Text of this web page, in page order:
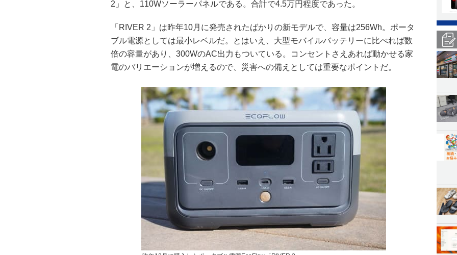
2」と、110Wソーラーパネルである。合計で4.5万円程度であった。
「RIVER 2」は昨年10月に発売されたばかりの新モデルで、容量は256Wh。ポータ
ブル電源としては最小レベルだ。とはいえ、大型モバイルバッテリーに比べれば数
倍の容量があり、300WのAC出力もついている。コンセントさえあれば動かせる家
電のバリエーションが増えるので、災害への備えとしては重要なポイントだ。